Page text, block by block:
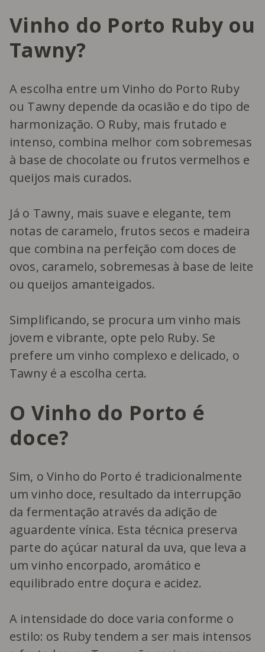
Vinho do Porto Ruby ou
Tawny?
A escolha entre um Vinho do Porto Ruby
ou Tawny depende da ocasião e do tipo de
harmonização. O Ruby, mais frutado e
intenso, combina melhor com sobremesas
à base de chocolate ou frutos vermelhos e
queijos mais curados.
Já o Tawny, mais suave e elegante, tem
notas de caramelo, frutos secos e madeira
que combina na perfeição com doces de
ovos, caramelo, sobremesas à base de leite
ou queijos amanteigados.
Simplificando, se procura um vinho mais
jovem e vibrante, opte pelo Ruby. Se
prefere um vinho complexo e delicado, o
Tawny é a escolha certa.
O Vinho do Porto é
doce?
Sim, o Vinho do Porto é tradicionalmente
um vinho doce, resultado da interrupção
da fermentação através da adição de
aguardente vínica. Esta técnica preserva
parte do açúcar natural da uva, que leva a
um vinho encorpado, aromático e
equilibrado entre doçura e acidez.
A intensidade do doce varia conforme o
estilo: os Ruby tendem a ser mais intensos